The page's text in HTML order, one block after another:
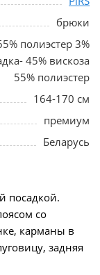
брюки
полиэстер 3%
45% вискоза
55% полиэстер
164-170 см
премиум
Беларусь
посадкой.
со
карманы в
задняя